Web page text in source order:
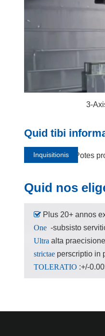
3-
Quid tibi
Inquisitionis Potes
Quid nos
 Plus 20+ annos
One -subsisto
Ultra alta
strictae perscriptio in
TOLERATIO :+/-